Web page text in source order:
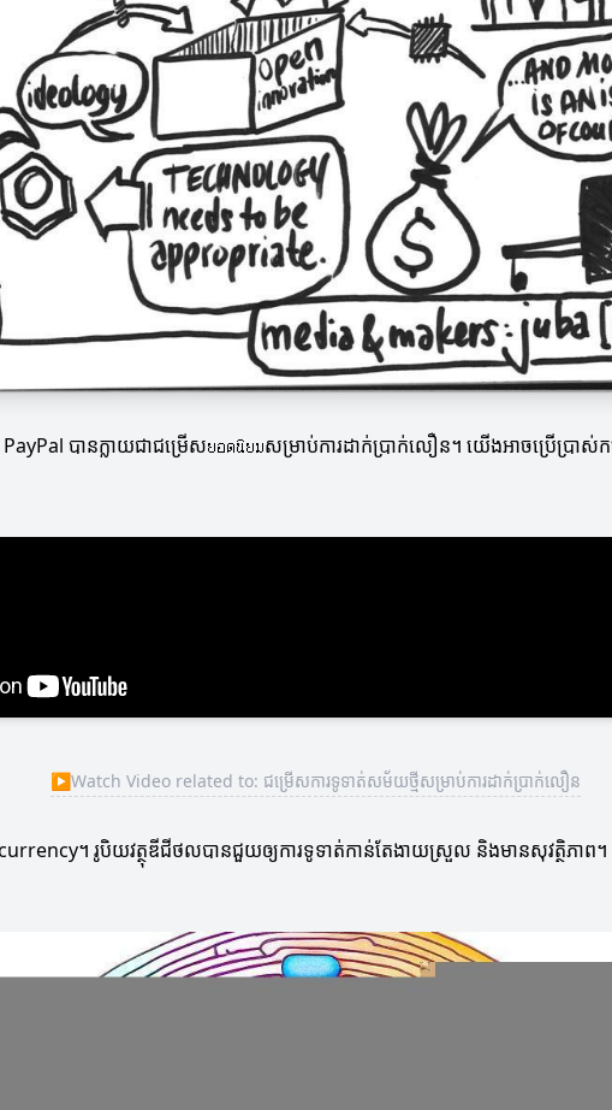
បានក្លាយជាជម្រើសยอดนิยมសម្រាប់ការដាក់ប្រាក់លឿន។ យើងអាចប្រើប្រ
▶Watch Video related to: ជម្រើសការទូទាត់សម័យថ្មីសម្រាប់ការដាក់ប្រាក់លឿន
។ រូបិយវត្ថុឌីជីថលបានជួយឲ្យការទូទាត់កាន់តែងាយស្រួល និងមានសុវត្ថិភាព។ ប៉ុន្តែ